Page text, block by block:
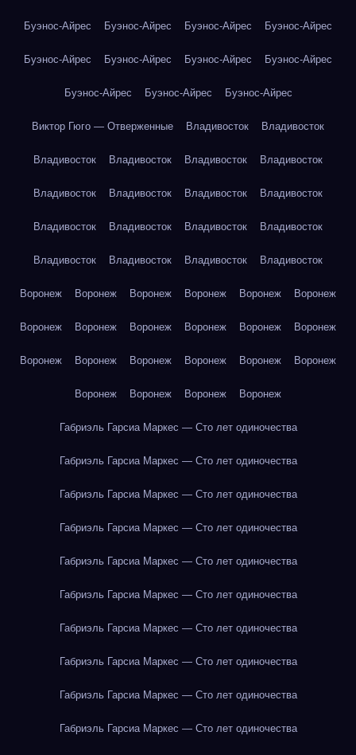
Буэнос-Айрес Буэнос-Айрес Буэнос-Айрес Буэнос-Айрес
Буэнос-Айрес Буэнос-Айрес Буэнос-Айрес Буэнос-Айрес
Буэнос-Айрес Буэнос-Айрес Буэнос-Айрес
Виктор Гюго — Отверженные Владивосток Владивосток
Владивосток Владивосток Владивосток Владивосток
Владивосток Владивосток Владивосток Владивосток
Владивосток Владивосток Владивосток Владивосток
Владивосток Владивосток Владивосток Владивосток
Воронеж Воронеж Воронеж Воронеж Воронеж Воронеж
Воронеж Воронеж Воронеж Воронеж Воронеж Воронеж
Воронеж Воронеж Воронеж Воронеж Воронеж Воронеж
Воронеж Воронеж Воронеж Воронеж
Габриэль Гарсиа Маркес — Сто лет одиночества
Габриэль Гарсиа Маркес — Сто лет одиночества
Габриэль Гарсиа Маркес — Сто лет одиночества
Габриэль Гарсиа Маркес — Сто лет одиночества
Габриэль Гарсиа Маркес — Сто лет одиночества
Габриэль Гарсиа Маркес — Сто лет одиночества
Габриэль Гарсиа Маркес — Сто лет одиночества
Габриэль Гарсиа Маркес — Сто лет одиночества
Габриэль Гарсиа Маркес — Сто лет одиночества
Габриэль Гарсиа Маркес — Сто лет одиночества